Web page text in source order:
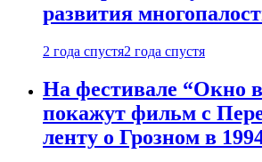
развития
2 года спустя2 года спустя
На фестивале “Окно
покажут фильм с
ленту о Грозном в